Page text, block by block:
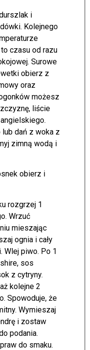
i
Kolejnego
czasu od razu
Surowe
obierz z
oraz
możesz
liście
dań z woka z
zimną wodą i
obierz i
rozgrzej 1
Wrzuć
mieszając
ognia i cały
Wlej piwo. Po 1
sos
z cytryny.
kolejne 2
Spowoduje, że
Wymieszaj
i zostaw
podania.
do smaku.